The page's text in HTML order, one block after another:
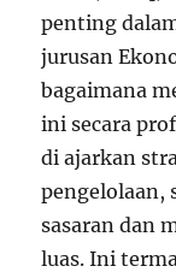
penting
jurusan
bagaimana
ini secara
di ajarkan
pengelolaan,
sasaran dan
luas. Ini